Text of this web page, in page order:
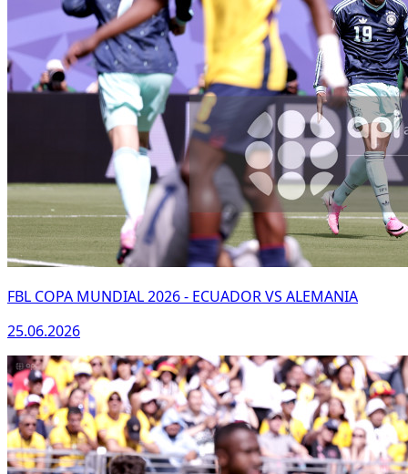
FBL COPA MUNDIAL 2026 - ECUADOR VS ALEMANIA
25.06.2026